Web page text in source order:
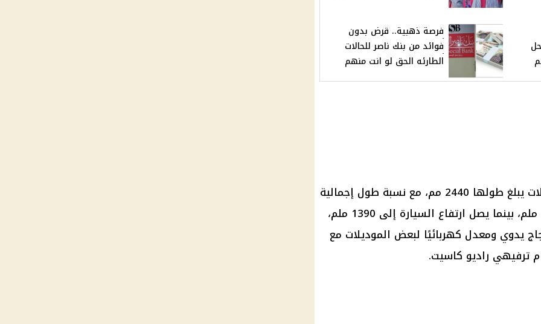
فرصة ذهبية.. قرض بدون
فوائد من بنك ناصر للحالات
الطارئه الحق لو انت منهم
وتعتمد فيات ريتمو على قاعدة عجلات يبلغ طولها 2440 مم، مع نسبة طول إجمالية
تبلغ 3930 مم وعرض إجمالي 1650 ملم، بينما يصل ارتفاع السيارة إلى 1390 ملم،
يدوي ومعدل كهربائيًا لبعض الموديلات مع
ترفيهي راديو كاسيت.